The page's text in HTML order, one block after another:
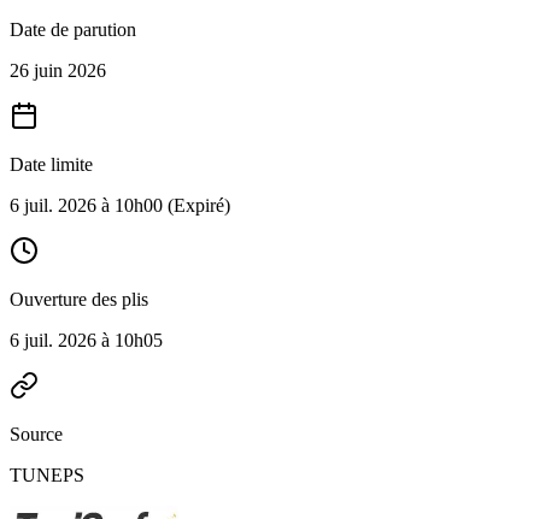
Date de parution
26 juin 2026
Date limite
6 juil. 2026 à 10h00 (Expiré)
Ouverture des plis
6 juil. 2026 à 10h05
Source
TUNEPS